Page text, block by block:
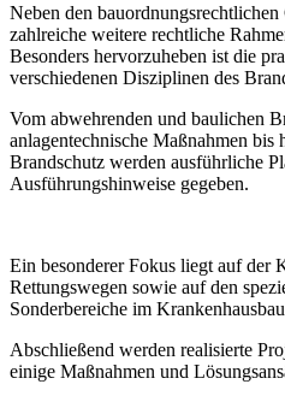
Neben den
zahlreiche weitere rechtliche
Besonders hervorzuheben ist die
verschiedenen Disziplinen des
Vom abwehrenden und baulichen
anlagentechnische Maßnahmen bis
Brandschutz werden ausführliche
Ausführungshinweise gegeben.
Ein besonderer Fokus liegt auf der
Rettungswegen sowie auf den
Sonderbereiche im
Abschließend werden realisierte
einige Maßnahmen und